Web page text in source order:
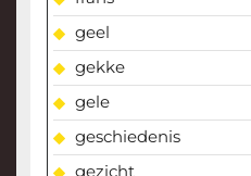
geel
gekke
gele
geschiedenis
gezicht